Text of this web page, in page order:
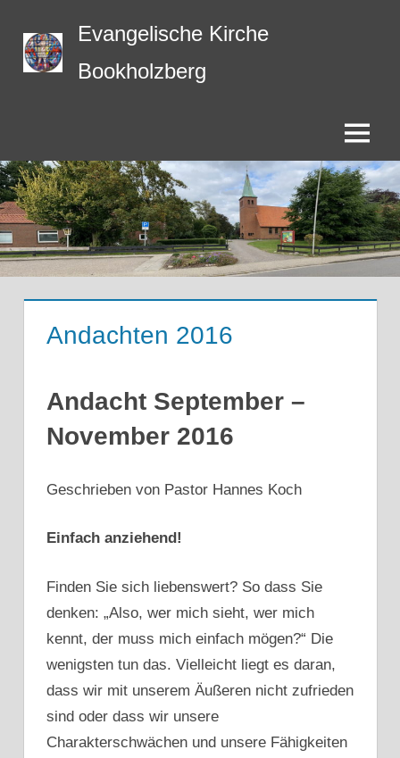
Inhalt
springen
Evangelische Kirche
Bookholzberg
Menü
Andachten 2016
Andacht September –
November 2016
Geschrieben von Pastor Hannes Koch
Einfach anziehend!
Finden Sie sich liebenswert? So dass Sie
denken: „Also, wer mich sieht, wer mich
kennt, der muss mich einfach mögen?“ Die
wenigsten tun das. Vielleicht liegt es daran,
dass wir mit unserem Äußeren nicht zufrieden
sind oder dass wir unsere
Charakterschwächen und unsere Fähigkeiten